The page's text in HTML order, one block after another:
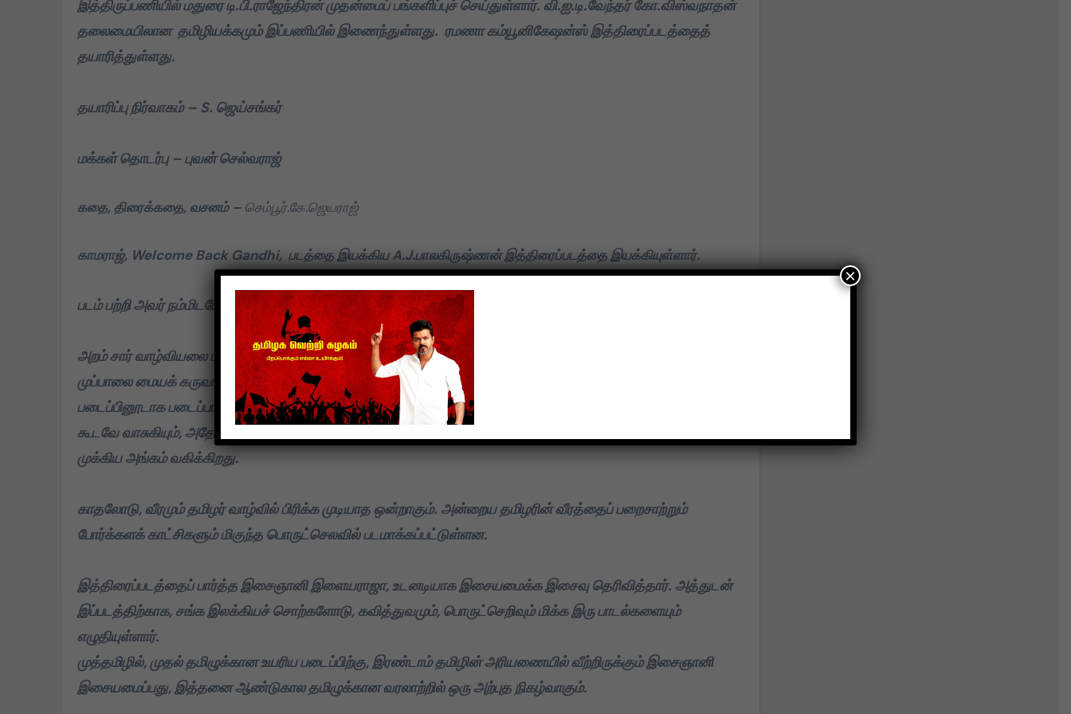
இத்திருப்பணியில் மதுரை டி.பி.ராஜேந்திரன் முதன்மைப் பங்களிப்புச் செய்துள்ளார். வி.ஐ.டி.வேந்தர் கோ.விஸ்வநாதன்
தலைமையிலான தமிழியக்கமும் இப்பணியில் இணைந்துள்ளது. ரமணா கம்யூனிகேஷன்ஸ் இத்திரைப்படத்தைத்
தயாரித்துள்ளது.
தயாரிப்பு நிர்வாகம் – S. ஜெய்சங்கர்
மக்கள் தொடர்பு – புவன் செல்வராஜ்
கதை, திரைக்கதை, வசனம் – செம்பூர்.கே.ஜெயராஜ்
காமராஜ், Welcome Back Gandhi, படத்தை இயக்கிய A.J.பாலகிருஷ்ணன் இத்திரைப்படத்தை இயக்கியுள்ளார்.
படம் பற்றி அவர் நம்மிடயே பகிர்ந்தவை…
அறம் சார் வாழ்வியலை மானுடர்க்கு போதிப்பதில் உலகில் முன்னிலை வகிக்கும் நூல் திருக்குறள். திருக்குறளின்
முப்பாலை மையக் கருவாகக் கொண்டு, இப்படத்திற்கான திரைக்கதை எழுதப்பட்டுள்ளது.
படைப்பினூடாக படைப்பாளியைக் கண்டடையும் முயற்சியில் திருவள்ளுவரும் இப்படத்தில் ஒரு பாத்திரமாக வருகிறார்.
கூடவே வாசுகியும், அதோடு இரண்டாயிரம் ஆண்டுகளுக்கு முந்தைய தமிழரின் வாழ்வியலும் இத்திரைப்படத்தில்
முக்கிய அங்கம் வகிக்கிறது.
காதலோடு, வீரமும் தமிழர் வாழ்வில் பிரிக்க முடியாத ஒன்றாகும். அன்றைய தமிழரின் வீரத்தைப் பறைசாற்றும்
போர்க்களக் காட்சிகளும் மிகுந்த பொருட்செலவில் படமாக்கப்பட்டுள்ளன.
இத்திரைப்படத்தைப் பார்த்த இசைஞானி இளையராஜா, உடனடியாக இசையமைக்க இசைவு தெரிவித்தார். அத்துடன்
இப்படத்திற்காக, சங்க இலக்கியச் சொற்களோடு, கவித்துவமும், பொருட்செறிவும் மிக்க இரு பாடல்களையும்
எழுதியுள்ளார்.
முத்தமிழில், முதல் தமிழுக்கான உயரிய படைப்பிற்கு, இரண்டாம் தமிழின் அரியணையில் வீற்றிருக்கும் இசைஞானி
இசையமைப்பது, இத்தனை ஆண்டுகால தமிழுக்கான வரலாற்றில் ஒரு அற்புத நிகழ்வாகும்.
மதிக்கிறேன்.
×